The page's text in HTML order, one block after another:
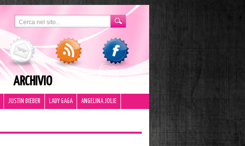
ARCHIVIO
JUSTIN BIEBER LADY GAGA ANGELINA JOLIE